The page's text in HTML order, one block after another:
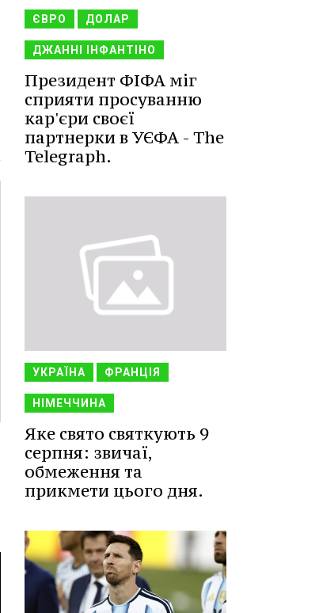
ЄВРО ДОЛАР
ДЖАННІ ІНФАНТІНО
Президент ФІФА міг
сприяти просуванню
кар'єри своєї
партнерки в УЄФА - The
Telegraph.
УКРАЇНА ФРАНЦІЯ
НІМЕЧЧИНА
Яке свято святкують 9
серпня: звичаї,
обмеження та
прикмети цього дня.